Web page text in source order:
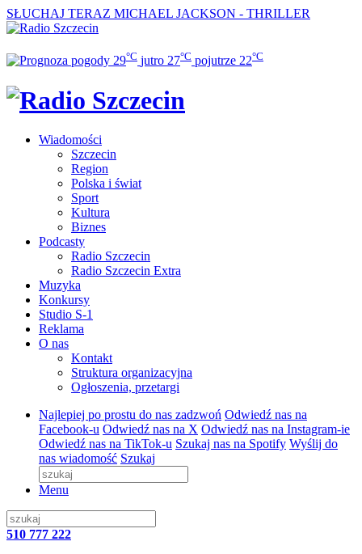
SŁUCHAJ TERAZ MICHAEL JACKSON - THRILLER
29°C jutro 27°C pojutrze 22°C
Wiadomości
Szczecin
Region
Polska i świat
Sport
Kultura
Biznes
Podcasty
Radio Szczecin
Radio Szczecin Extra
Muzyka
Konkursy
Studio S-1
Reklama
O nas
Kontakt
Struktura organizacyjna
Ogłoszenia, przetargi
Najlepiej po prostu do nas zadzwoń Odwiedź nas na
Facebook-u Odwiedź nas na X Odwiedź nas na Instagram-ie
Odwiedź nas na TikTok-u Szukaj nas na Spotify Wyślij do
nas wiadomość Szukaj
Menu
510 777 222